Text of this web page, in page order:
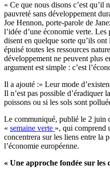
« Ce que nous disons c’est qu’il
pauvreté sans développement
Joe Hennon, porte-parole de
l’idée d’une économie verte.
disent en quelque sorte qu’ils
épuisé toutes les ressources
développement ne peuvent plus
argument est simple : c’est
Il a ajouté :« Leur mode
Il n’est pas possible d’éradiquer
poissons ou si les sols sont
Le communiqué, publié le 2 juin
« semaine verte », qui comprend
concentrera sur les liens entre la
l’économie européenne.
« Une approche fondée sur les